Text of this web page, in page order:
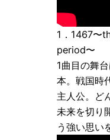
1．1467〜
period〜
1曲目の舞
本。戦国時
主人公。ど
未来を切り
う強い思い